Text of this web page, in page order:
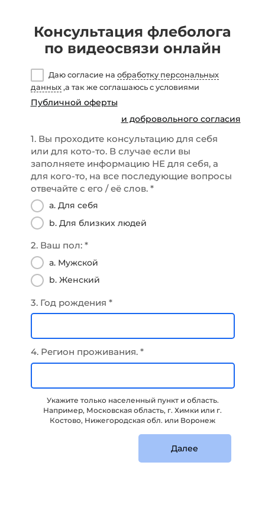
Консультация флеболога
по видеосвязи онлайн
Даю согласие на обработку персональных
данных,а так же соглашаюсь с условиями
Публичной оферты
и добровольного согласия
1. Вы проходите консультацию для себя
или для кото-то. В случае если вы
заполняете информацию НЕ для себя, а
для кого-то, на все последующие вопросы
отвечайте с его / её слов. *
a. Для себя
b. Для близких людей
2. Ваш пол: *
a. Мужской
b. Женский
3. Год рождения *
4. Регион проживания. *
Укажите только населенный пункт и область.
Например, Московская область, г. Химки или г.
Костово, Нижегородская обл. или Воронеж
Далее